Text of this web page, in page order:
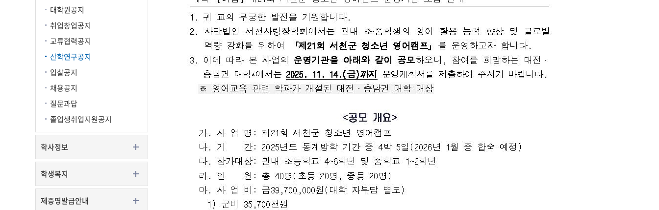
대학원공지
취업창업공지
교류협력공지
산학연구공지
입찰공지
채용공지
질문과답
졸업생취업지원공지
학사정보
학생복지
제증명발급안내